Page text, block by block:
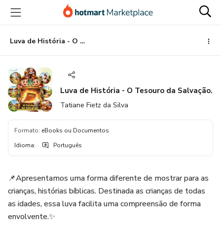
para
conteúdo
principal
para
pagamento
para
rodapé
Luva de História - O Tesouro da Salvação.
Luva de História - O Tesouro da Salvação.
Tatiane Fietz da Silva
Formato: eBooks ou Documentos
Idioma: Português
📌Apresentamos uma forma diferente de mostrar para as
crianças, histórias bíblicas. Destinada as crianças de todas
as idades, essa luva facilita uma compreensão de forma
envolvente.✨